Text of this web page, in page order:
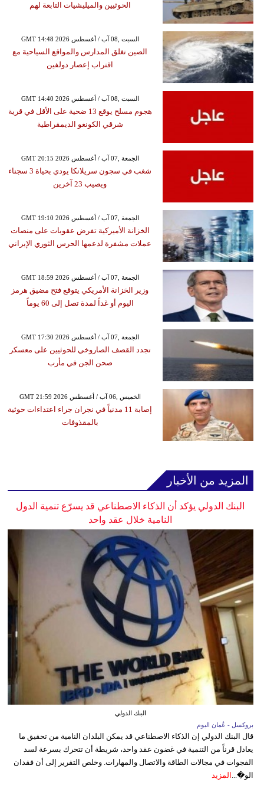
الحوثيين والميليشيات التابعة لهم
GMT 14:48 2026 السبت ,08 آب / أغسطس
الصين تغلق المدارس والمواقع السياحية مع
اقتراب إعصار دولفين
GMT 14:40 2026 السبت ,08 آب / أغسطس
هجوم مسلح يوقع 13 ضحية على الأقل في قرية
شرقي الكونغو الديمقراطية
GMT 20:15 2026 الجمعة ,07 آب / أغسطس
شغب في سجون سريلانكا يودي بحياة 3 سجناء
ويصيب 23 آخرين
GMT 19:10 2026 الجمعة ,07 آب / أغسطس
الخزانة الأميركية تفرض عقوبات على منصات
عملات مشفرة لدعمها الحرس الثوري الإيراني
GMT 18:59 2026 الجمعة ,07 آب / أغسطس
وزير الخزانة الأمريكي يتوقع فتح مضيق هرمز
اليوم أو غداً لمدة تصل إلى 60 يوماً
GMT 17:30 2026 الجمعة ,07 آب / أغسطس
تجدد القصف الصاروخي للحوثيين على معسكر
صحن الجن في مأرب
GMT 21:59 2026 الخميس ,06 آب / أغسطس
إصابة 11 مدنياً في نجران جراء اعتداءات حوثية
بالمقذوفات
المزيد من الأخبار
البنك الدولي يؤكد أن الذكاء الاصطناعي قد يسرّع تنمية الدول
النامية خلال عقد واحد
البنك الدولي
بروكسل - عُمان اليوم
قال البنك الدولي إن الذكاء الاصطناعي قد يمكن البلدان النامية من تحقيق ما
يعادل قرناً من التنمية في غضون عقد واحد، شريطة أن تتحرك بسرعة لسد
الفجوات في مجالات الطاقة والاتصال والمهارات. وخلص التقرير إلى أن فقدان
الو�... المزيد